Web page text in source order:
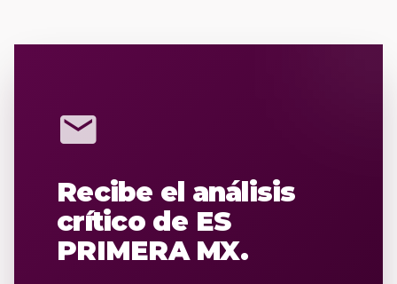
mail
Recibe el análisis
crítico de ES
PRIMERA MX.